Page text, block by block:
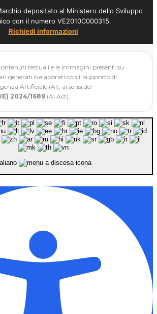
depositato al Ministero dello Sviluppo
con il numero VE2010C000315.
Richiedi informazioni
testuali e le immagini presenti su
generati o elaborati con il supporto di
Artificiale (AI), ai sensi del
2024/1689 (AI Act).